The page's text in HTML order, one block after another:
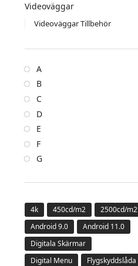
Videoväggar
Videoväggar Tillbehör
A
B
C
D
E
F
G
4k 450cd/m2
2500cd/m2
Android 9.0
Android 11.0
Digitala Skärmar
Digital Menu
Flygskyddslåda